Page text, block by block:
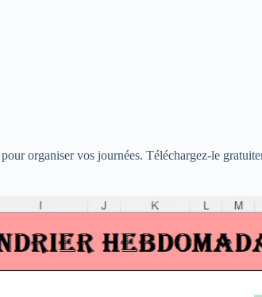
organiser vos journées. Téléchargez-le